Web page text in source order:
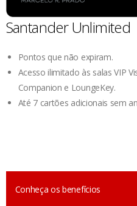
Santander Unlimited
Pontos que não expiram.
Acesso ilimitado às salas VIP
Companion e LoungeKey.
Até 7 cartões adicionais sem
Conheça os benefícios